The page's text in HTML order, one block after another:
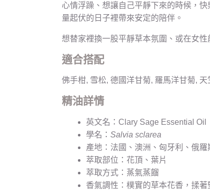
心情浮躁、想讓自己平靜下來的時候，
量起伏的日子裡帶來安定的陪伴。
想替家裡換一股平靜草本氛圍、或在女
適合搭配
佛手柑, 雪松, 德國洋甘菊, 羅馬洋甘菊,
精油詳情
英文名：Clary Sage Essential Oil
學名： Salvia sclarea
產地：法國、澳洲、匈牙利、俄羅
萃取部位：花頂、葉片
萃取方式：蒸氣蒸餾
香氣調性：樸實的草本花香，揉